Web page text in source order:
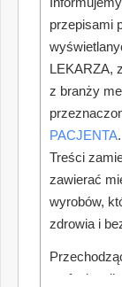
przepisami
LEKARZA,
z branży
PACJENTA.
Treści
zawierać
wyrobów,
zdrowia i